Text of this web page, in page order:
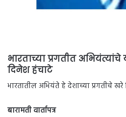
भारताच्या प्रगतीत अभियंत्यांचे
दिनेश हंचाटे
भारतातील अभियंते हे देशाच्या प्रगतीचे
बारामती वार्तापत्र